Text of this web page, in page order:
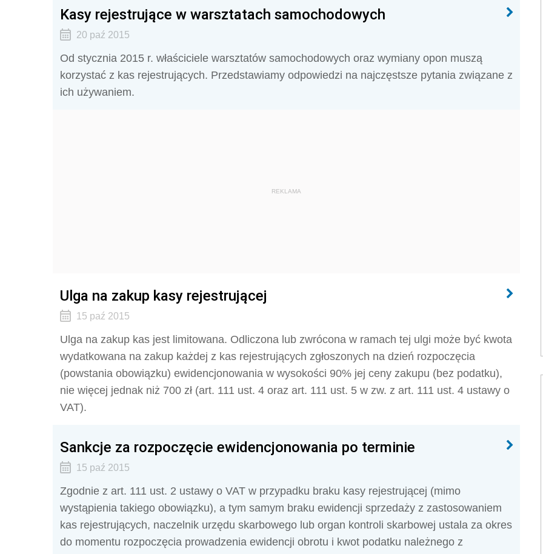
Kasy rejestrujące w warsztatach samochodowych
20 paź 2015
Od stycznia 2015 r. właściciele warsztatów samochodowych oraz wymiany opon muszą
korzystać z kas rejestrujących. Przedstawiamy odpowiedzi na najczęstsze pytania związane z
ich używaniem.
REKLAMA
Ulga na zakup kasy rejestrującej
15 paź 2015
Ulga na zakup kas jest limitowana. Odliczona lub zwrócona w ramach tej ulgi może być kwota
wydat­kowana na zakup każdej z kas rejestrujących zgłoszonych na dzień rozpoczęcia
(powstania obowiązku) ewidencjonowania w wysokości 90% jej ceny zakupu (bez podatku),
nie więcej jednak niż 700 zł (art. 111 ust. 4 oraz art. 111 ust. 5 w zw. z art. 111 ust. 4 ustawy o
VAT).
Sankcje za rozpoczęcie ewidencjonowania po terminie
15 paź 2015
Zgodnie z art. 111 ust. 2 ustawy o VAT w przypadku braku kasy rejestrującej (mimo
wystąpienia takiego obowiązku), a tym samym braku ewidencji sprzedaży z zastosowaniem
kas rejestrujących, naczelnik urzędu skarbowego lub organ kontroli skarbowej ustala za okres
do momentu rozpoczęcia prowadzenia ewidencji obrotu i kwot podatku należnego z